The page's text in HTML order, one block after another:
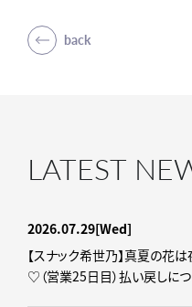
back
LATEST
2026.07.29[Wed]
【スナック希世乃】真夏の花
♡（営業25日目）払い戻しに